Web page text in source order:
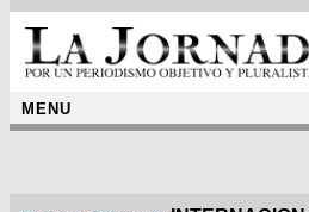
MENU